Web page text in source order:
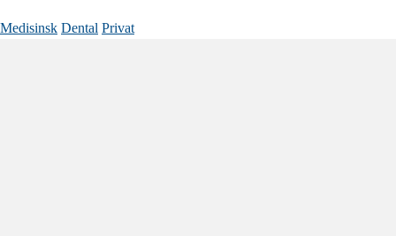
Medisinsk Dental Privat